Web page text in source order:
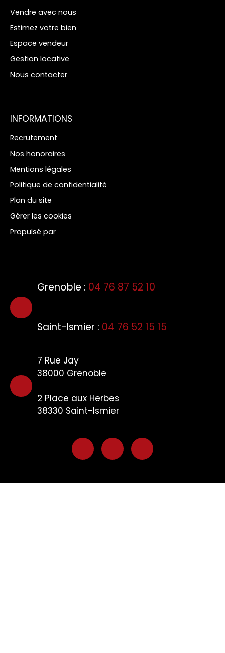
Vendre avec nous
Estimez votre bien
Espace vendeur
Gestion locative
Nous contacter
INFORMATIONS
Recrutement
Nos honoraires
Mentions légales
Politique de confidentialité
Plan du site
Gérer les cookies
Propulsé par
Grenoble : 04 76 87 52 10
Saint-Ismier : 04 76 52 15 15
7 Rue Jay
38000 Grenoble
2 Place aux Herbes
38330 Saint-Ismier